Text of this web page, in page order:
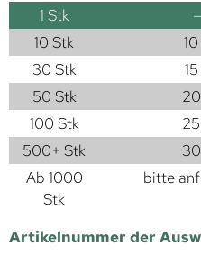
1 Stk
10 Stk
30 Stk
50 Stk
100 Stk
500+ Stk
Ab 1000
Stk
bitte
Artikelnummer der